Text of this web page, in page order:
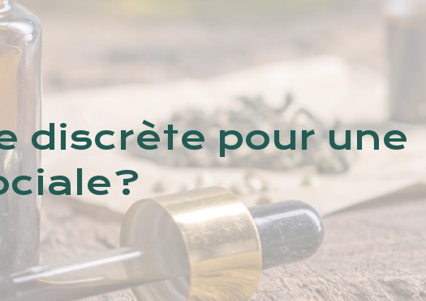
discrète pour une